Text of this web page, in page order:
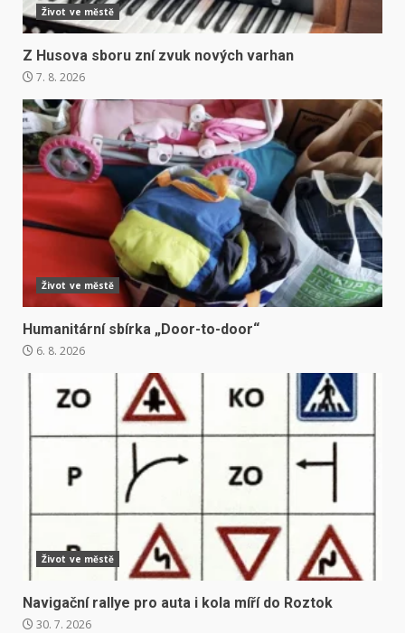
Život ve městě
Z Husova sboru zní zvuk nových varhan
7. 8. 2026
Život ve městě
Humanitární sbírka „Door-to-door“
6. 8. 2026
Život ve městě
Navigační rallye pro auta i kola míří do Roztok
30. 7. 2026